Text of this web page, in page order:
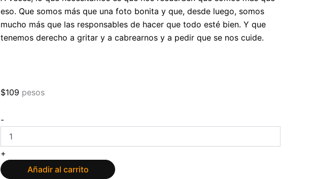
eso. Que somos más que una foto bonita y que, desde luego, somos
mucho más que las responsables de hacer que todo esté bien. Y que
tenemos derecho a gritar y a cabrearnos y a pedir que se nos cuide.
$109 pesos
-
el
mundo
y
dime
+
Añadir al carrito